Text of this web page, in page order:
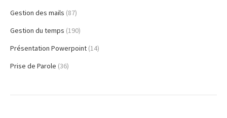
Gestion des mails (87)
Gestion du temps (190)
Présentation Powerpoint (14)
Prise de Parole (36)